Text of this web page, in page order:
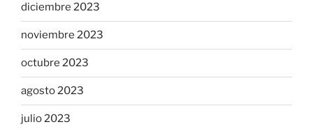
diciembre 2023
noviembre 2023
octubre 2023
agosto 2023
julio 2023